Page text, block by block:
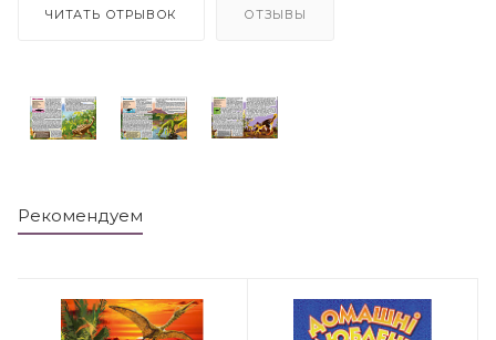
ЧИТАТЬ ОТРЫВОК ОТЗЫВЫ
Рекомендуем